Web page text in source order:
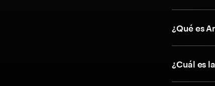
¿Qué es
¿Cuál es